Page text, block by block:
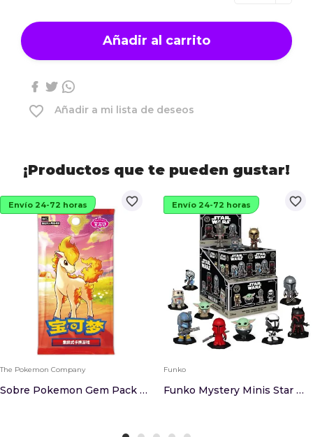
Añadir al carrito
favorite_border Añadir a mi lista de deseos
¡Productos que te pueden gustar!
favorite_border
Envío 24-72 horas
The Pokemon Company
Sobre Pokemon Gem Pack 4 Chino
favorite_border
Envío 24-72 horas
Funko
Funko Mystery Minis Star Wars The Mandalorian S...